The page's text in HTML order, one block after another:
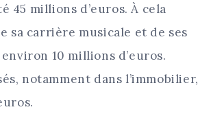
45 millions d’euros. À cela
sa carrière musicale et de ses
10 millions d’euros.
notamment dans l’immobilier,